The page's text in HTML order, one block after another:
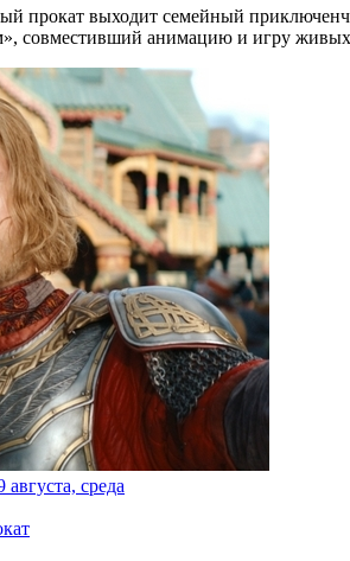
прокат выходит семейный
совместивший анимацию и игру живых
августа, среда